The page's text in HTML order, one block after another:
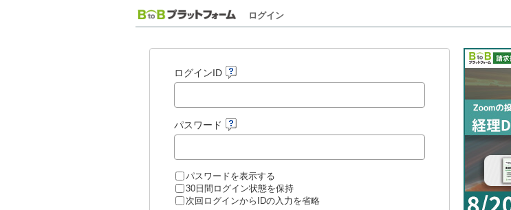
ログイン
ログインID
パスワード
パスワードを表示する
30日間ログイン状態を保持
次回ログインからIDの入力を省略